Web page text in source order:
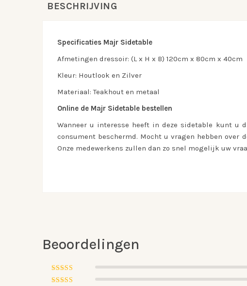
BESCHRIJVING
Specificaties Majr Sidetable
Afmetingen dressoir: (L x H x B) 120cm x 80cm x 40cm
Kleur: Houtlook en Zilver
Materiaal: Teakhout en metaal
Online de Majr Sidetable bestellen
Wanneer u interesse heeft in deze sidetable kunt u
consument beschermd. Mocht u vragen hebben
Onze medewerkens zullen dan zo snel mogelijk uw
Beoordelingen
Gewaardeerd